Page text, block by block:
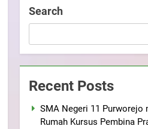
Search
Recent Posts
SMA Negeri 11 Purworejo
Rumah Kursus Pembina